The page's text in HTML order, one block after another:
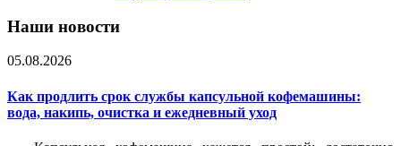
Наши новости
05.08.2026
Как продлить срок службы капсульной кофемашины:
вода, накипь, очистка и ежедневный уход